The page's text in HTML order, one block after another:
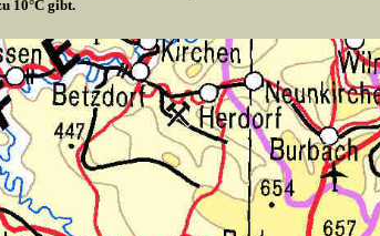
10°C gibt.